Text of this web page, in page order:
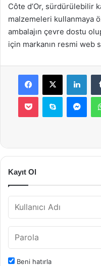
Côte d’Or, sürdürülebilir
malzemeleri kullanmaya
ambalajın çevre dostu
için markanın resmi web
Facebook
X
Pocket Skype
Kayıt Ol
Beni hatırla